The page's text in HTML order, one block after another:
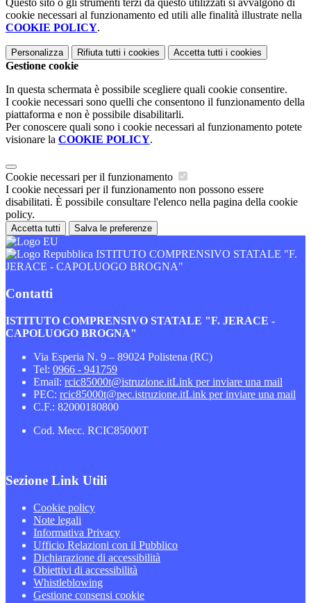
Questo sito o gli strumenti terzi da questo utilizzati si avvalgono di
cookie necessari al funzionamento ed utili alle finalità illustrate nella
COOKIE POLICY.
Personalizza Rifiuta tutti i cookies Accetta tutti i cookies
Gestione cookie
In questa schermata è possibile scegliere quali cookie consentire.
I cookie necessari sono quelli che consentono il funzionamento della
piattaforma e non è possibile disabilitarli.
Per conoscere quali sono i cookie necessari al funzionamento potete
visionare la COOKIE POLICY.
Cookie necessari per il funzionamento
I cookie necessari per il funzionamento non possono essere
disabilitati. È possibile consultare l'elenco nella pagina della cookie
policy.
Accetta tutti Salva le preferenze
ISTITUTO COMPRENSIVO STATALE "F.
JERACE - CAPOLUOGO BROGNA"
Contatti
ISTITUTO COMPRENSIVO STATALE "F. JERACE -
CAPOLUOGO BROGNA"
Via Esperia N. 9 – 89024 Polistena (RC)
Tel: 0966 - 941759
Email: rcic85000t@istruzione.itLink per inviare una mail
PEC: rcic85000t@pec.istruzione.itLink per inviare una mail
C.F.: 82000180800
Cod. Mecc. RCIC85000T
Sezione Link Utili
Cookie policy
Note legali
Informativa Privacy
Ufficio Relazioni con il Pubblico
Dichiarazione di accessibilità
Obiettivi di accessibilità
Whistleblowing
Gestione consensi cookie